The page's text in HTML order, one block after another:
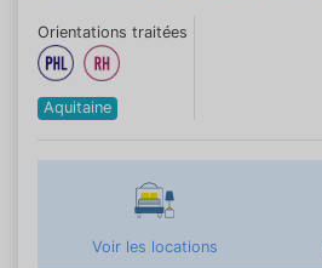
Orientations traitées
Aquitaine
Voir les locations